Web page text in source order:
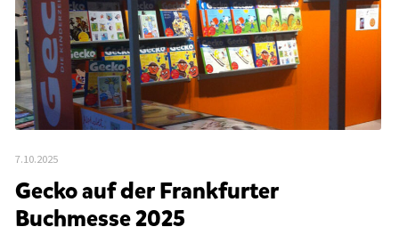
u
n
g
e
n
7.10.2025
Gecko auf der Frankfurter
Buchmesse 2025